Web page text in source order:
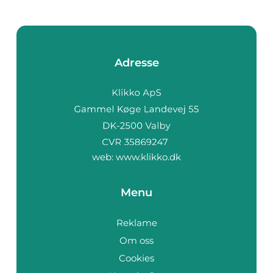
Adresse
web: www.klikko.dk
Menu
Reklame
Om oss
Cookies